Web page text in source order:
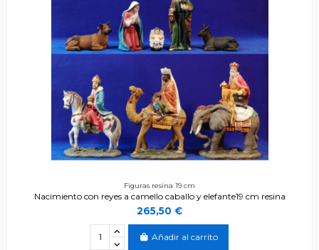
Figuras resina 19 cm
Nacimiento con reyes a camello caballo y elefante19 cm resina
265,50 €
Añadir al carrito